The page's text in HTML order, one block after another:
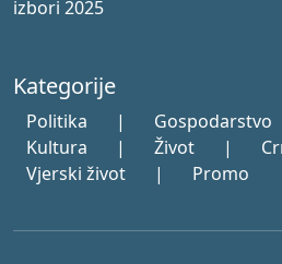
izbori 2025
Kategorije
Politika | Gospodarstvo
Kultura
| Život |
Vjerski život
| Promo